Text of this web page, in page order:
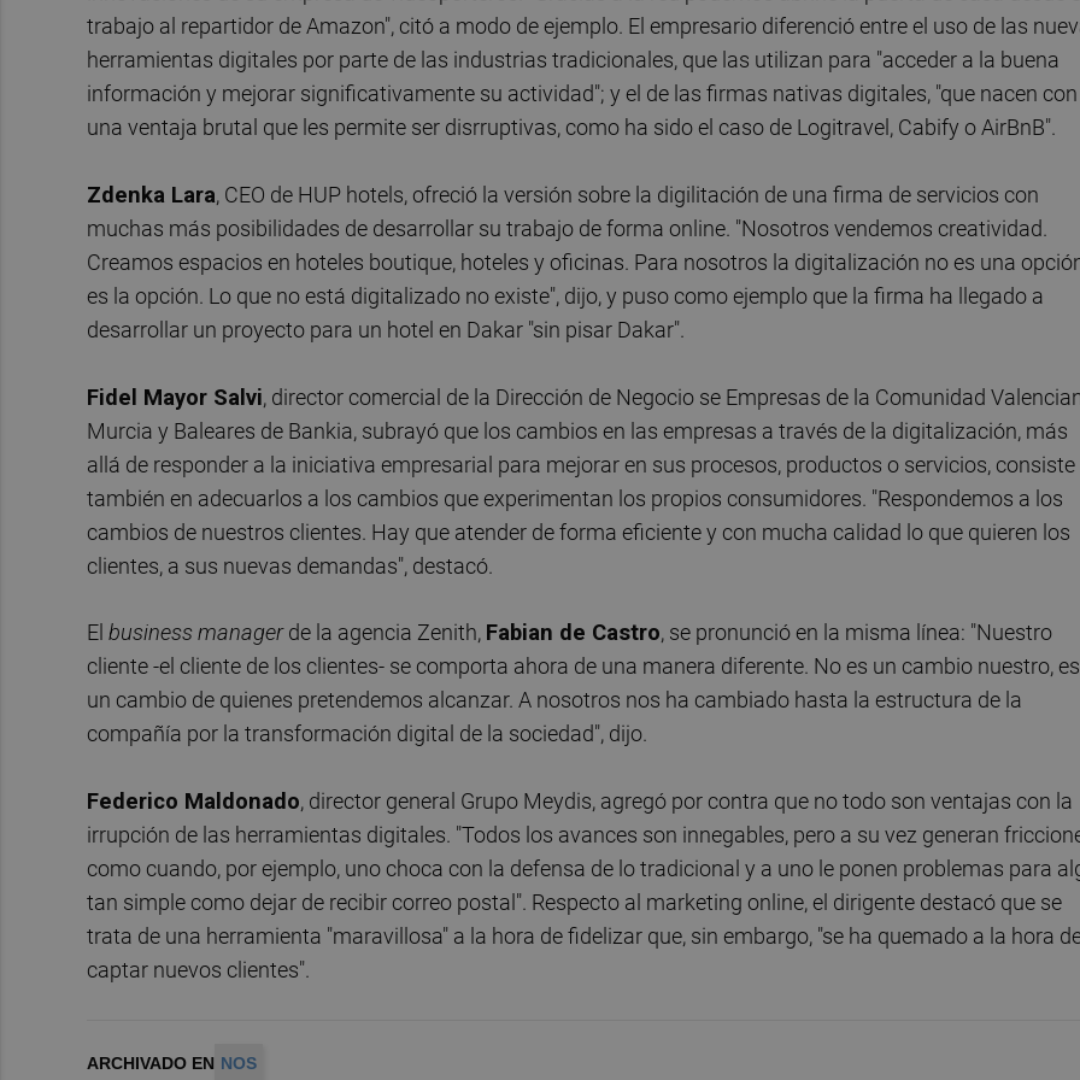
trabajo al repartidor de Amazon", citó a modo de ejemplo. El empresario diferenció entre el uso de las
herramientas digitales por parte de las industrias tradicionales, que las utilizan para "acceder a la buena
información y mejorar significativamente su actividad"; y el de las firmas nativas digitales, "que nacen con
una ventaja brutal que les permite ser disrruptivas, como ha sido el caso de Logitravel, Cabify o AirBnB".
Zdenka Lara, CEO de HUP hotels, ofreció la versión sobre la digilitación de una firma de servicios con
muchas más posibilidades de desarrollar su trabajo de forma online. "Nosotros vendemos creatividad.
Creamos espacios en hoteles boutique, hoteles y oficinas. Para nosotros la digitalización no es una
es la opción. Lo que no está digitalizado no existe", dijo, y puso como ejemplo que la firma ha llegado a
desarrollar un proyecto para un hotel en Dakar "sin pisar Dakar".
Fidel Mayor Salvi, director comercial de la Dirección de Negocio se Empresas de la Comunidad
Murcia y Baleares de Bankia, subrayó que los cambios en las empresas a través de la digitalización, más
allá de responder a la iniciativa empresarial para mejorar en sus procesos, productos o servicios, consiste
también en adecuarlos a los cambios que experimentan los propios consumidores. "Respondemos a los
cambios de nuestros clientes. Hay que atender de forma eficiente y con mucha calidad lo que quieren los
clientes, a sus nuevas demandas", destacó.
El business managerde la agencia Zenith, Fabian de Castro, se pronunció en la misma línea: "Nuestro
cliente -el cliente de los clientes- se comporta ahora de una manera diferente. No es un cambio nuestro, es
un cambio de quienes pretendemos alcanzar. A nosotros nos ha cambiado hasta la estructura de la
compañía por la transformación digital de la sociedad", dijo.
Federico Maldonado, director general Grupo Meydis, agregó por contra que no todo son ventajas con la
irrupción de las herramientas digitales. "Todos los avances son innegables, pero a su vez generan
como cuando, por ejemplo, uno choca con la defensa de lo tradicional y a uno le ponen problemas para
tan simple como dejar de recibir correo postal". Respecto al marketing online, el dirigente destacó que se
trata de una herramienta "maravillosa" a la hora de fidelizar que, sin embargo, "se ha quemado a la hora
captar nuevos clientes".
ARCHIVADO EN NOS